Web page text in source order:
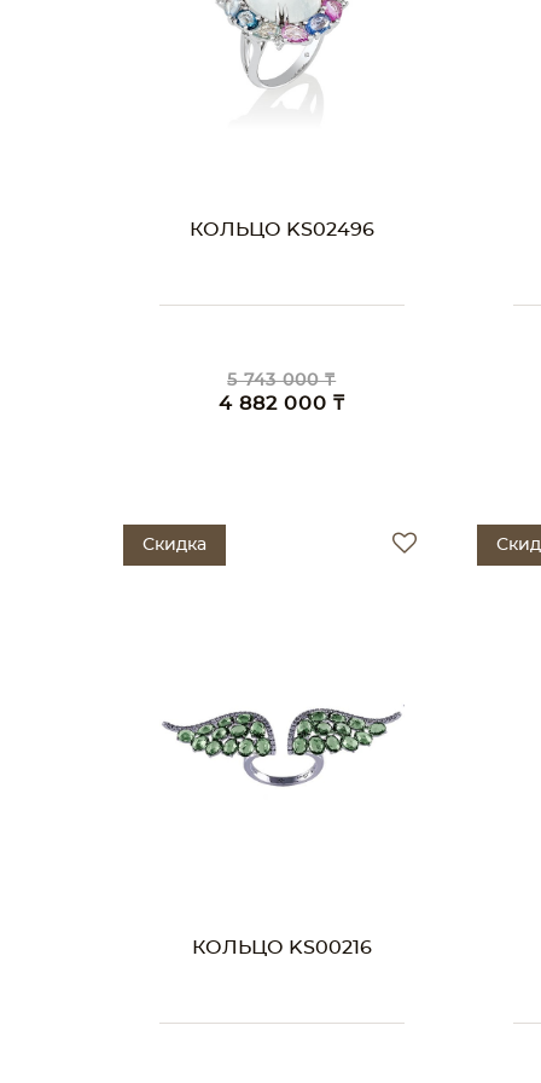
КОЛЬЦО KS02496
5 743 000 ₸
4 882 000 ₸
Скидка
КОЛЬЦО KS00216